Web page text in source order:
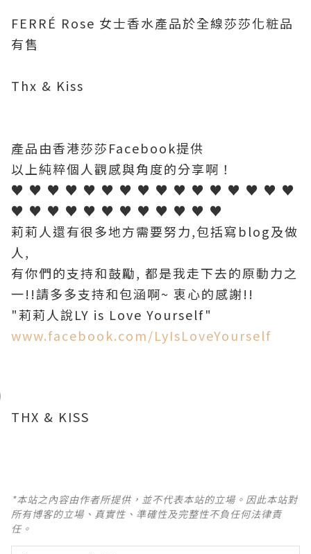
FERRÉ Rose 女士香水產品於全線莎莎化粧品
有售
Thx & Kiss
產品由香港莎莎Facebook提供
以上純粹個人觀感與角度的分享啊！
♥ ♥ ♥ ♥ ♥ ♥ ♥ ♥ ♥ ♥ ♥ ♥ ♥ ♥ ♥ ♥
♥ ♥ ♥ ♥ ♥ ♥ ♥ ♥ ♥ ♥ ♥ ♥
莉莉人還有很多地方需要努力,包括寫blog及做
人,
有你們的支持和鼓勵, 都是我走下去的原動力之
一!!請多多支持和包涵啊~ 衷心的感謝!!
"莉莉人說LY is Love Yourself"
www.facebook.com/LyIsLoveYourself
THX & KISS
*本站之內容由作者所提供，並不代表本站的立場。因此本站對
所有博客的立場、真實性、準確性及完整性不負任何法律責
任。